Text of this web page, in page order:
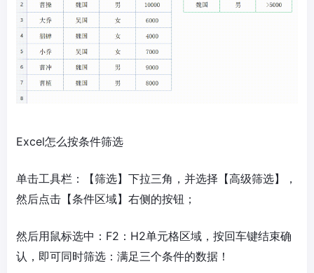
Excel怎么按条件筛选
单击工具栏：【筛选】下拉三角，并选择【高级筛选】，
然后点击【条件区域】右侧的按钮；
然后用鼠标选中：F2：H2单元格区域，按回车键结束确
认，即可同时筛选：满足三个条件的数据！